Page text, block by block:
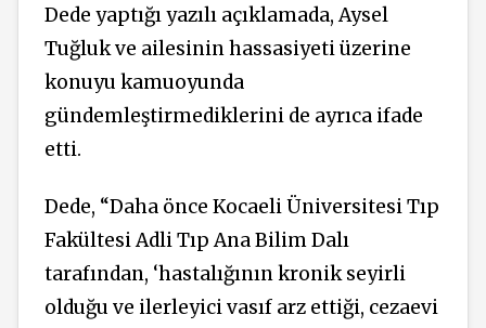
Dede yaptığı yazılı açıklamada, Aysel
Tuğluk ve ailesinin hassasiyeti üzerine
konuyu kamuoyunda
gündemleştirmediklerini de ayrıca ifade
etti.
Dede, “Daha önce Kocaeli Üniversitesi Tıp
Fakültesi Adli Tıp Ana Bilim Dalı
tarafından, ‘hastalığının kronik seyirli
olduğu ve ilerleyici vasıf arz ettiği, cezaevi